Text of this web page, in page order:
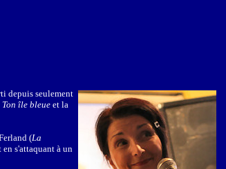
depuis seulement
Ton île bleueet la
(La
en s'attaquant à un